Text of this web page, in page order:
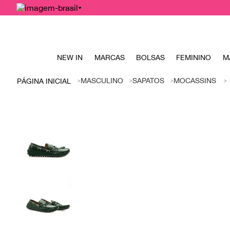
NEW IN MARCAS BOLSAS FEMININO
MASCULINO SAPATOS MOCASSINS